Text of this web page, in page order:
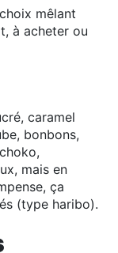
mêlant
à acheter ou
caramel
bonbons,
mais en
ça
(type haribo).